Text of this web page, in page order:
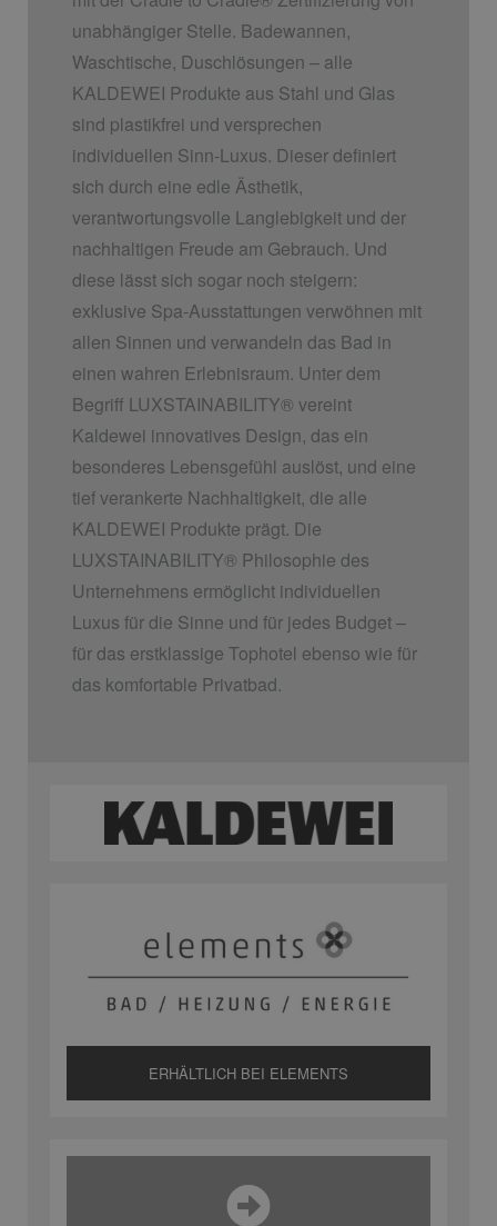
unabhängiger Stelle. Badewannen,
Waschtische, Duschlösungen – alle
KALDEWEI Produkte aus Stahl und Glas
sind plastikfrei und versprechen
individuellen Sinn-Luxus. Dieser definiert
sich durch eine edle Ästhetik,
verantwortungsvolle Langlebigkeit und der
nachhaltigen Freude am Gebrauch. Und
diese lässt sich sogar noch steigern:
exklusive Spa-Ausstattungen verwöhnen mit
allen Sinnen und verwandeln das Bad in
einen wahren Erlebnisraum. Unter dem
Begriff LUXSTAINABILITY® vereint
Kaldewei innovatives Design, das ein
besonderes Lebensgefühl auslöst, und eine
tief verankerte Nachhaltigkeit, die alle
KALDEWEI Produkte prägt. Die
LUXSTAINABILITY® Philosophie des
Unternehmens ermöglicht individuellen
Luxus für die Sinne und für jedes Budget –
für das erstklassige Tophotel ebenso wie für
das komfortable Privatbad.
ERHÄLTLICH BEI ELEMENTS